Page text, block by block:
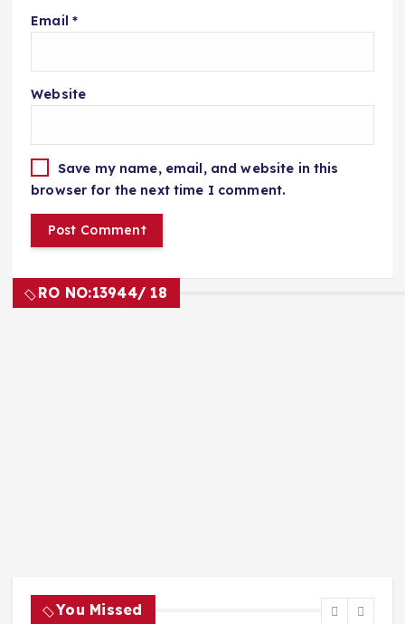
Email *
Website
Save my name, email, and website in this
browser for the next time I comment.
RO NO:13944/ 18
You Missed